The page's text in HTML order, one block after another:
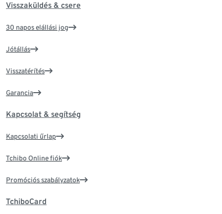
Visszaküldés & csere
30 napos elállási jog
Jótállás
Visszatérítés
Garancia
Kapcsolat & segítség
Kapcsolati űrlap
Tchibo Online fiók
Promóciós szabályzatok
TchiboCard